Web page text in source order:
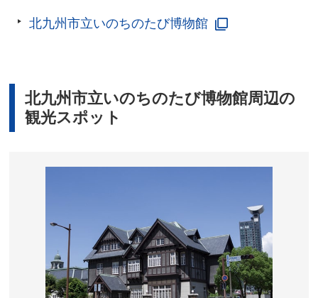
北九州市立いのちのたび博物館
北九州市立いのちのたび博物館周辺の
観光スポット